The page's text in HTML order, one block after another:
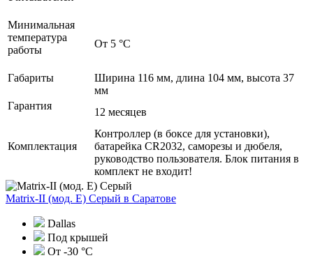
Минимальная
температура
работы
От 5 °С
Габариты
Ширина 116 мм, длина 104 мм, высота 37
мм
Гарантия
12 месяцев
Комплектация
Контроллер (в боксе для установки),
батарейка CR2032, саморезы и дюбеля,
руководство пользователя. Блок питания в
комплект не входит!
Matrix-II (мод. Е) Серый в Саратове
Dallas
Под крышей
От -30 °С